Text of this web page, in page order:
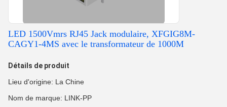
LED 1500Vmrs RJ45 Jack modulaire, XFGIG8M-
CAGY1-4MS avec le transformateur de 1000M
Détails de produit
Lieu d'origine: La Chine
Nom de marque: LINK-PP